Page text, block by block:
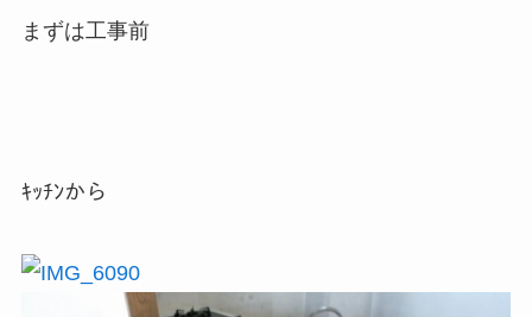
まずは工事前
ｷｯﾁﾝから